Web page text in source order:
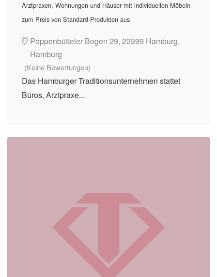
Arztpraxen, Wohnungen und Häuser mit individuellen Möbeln
zum Preis von Standard-Produkten aus
Poppenbütteler Bogen 29, 22399 Hamburg,
Hamburg
(Keine Bewertungen)
Das Hamburger Traditionsunternehmen stattet
Büros, Arztpraxe...